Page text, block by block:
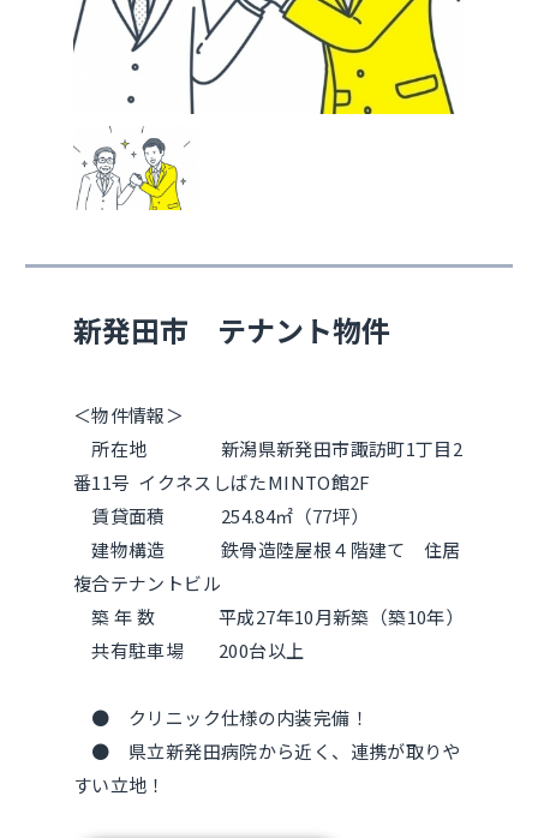
新発田市 テナント物件
＜物件情報＞
所在地 新潟県新発田市諏訪町1丁目2
番11号 イクネスしばたMINTO館2F
賃貸面積 254.84㎡（77坪）
建物構造 鉄骨造陸屋根４階建て 住居
複合テナントビル
築 年 数 平成27年10月新築（築10年）
共有駐車場 200台以上
● クリニック仕様の内装完備！
● 県立新発田病院から近く、連携が取りや
すい立地！